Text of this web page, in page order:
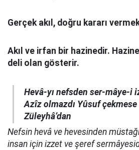
Gerçek akıl, doğru kararı
Akıl ve irfan bir hazinedir.
deli olan gösterir.
Hevâ-yı nefsden ser-mâye-i
Azîz olmazdı Yûsuf çekmese
Züleyhâ’dan
Nefsin hevâ ve hevesinden
insan için izzet ve şeref